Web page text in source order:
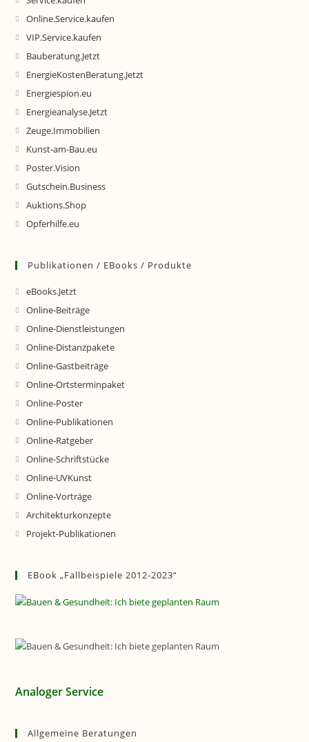
Online.Service.kaufen
VIP.Service.kaufen
Bauberatung.Jetzt
EnergieKostenBeratung.Jetzt
Energiespion.eu
Energieanalyse.Jetzt
Zeuge.Immobilien
Kunst-am-Bau.eu
Poster.Vision
Gutschein.Business
Auktions.Shop
Opferhilfe.eu
Publikationen / EBooks / Produkte
eBooks.Jetzt
Online-Beiträge
Online-Dienstleistungen
Online-Distanzpakete
Online-Gastbeiträge
Online-Ortsterminpaket
Online-Poster
Online-Publikationen
Online-Ratgeber
Online-Schriftstücke
Online-UVKunst
Online-Vorträge
Architekturkonzepte
Projekt-Publikationen
EBook „Fallbeispiele 2012-2023“
Analoger Service
Allgemeine Beratungen